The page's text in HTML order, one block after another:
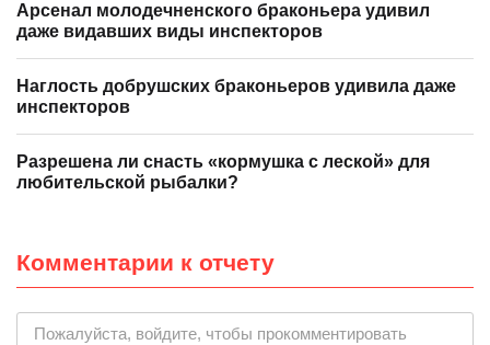
Арсенал молодечненского браконьера удивил
даже видавших виды инспекторов
Наглость добрушских браконьеров удивила даже
инспекторов
Разрешена ли снасть «кормушка с леской» для
любительской рыбалки?
Комментарии к отчету
Пожалуйста, войдите, чтобы прокомментировать